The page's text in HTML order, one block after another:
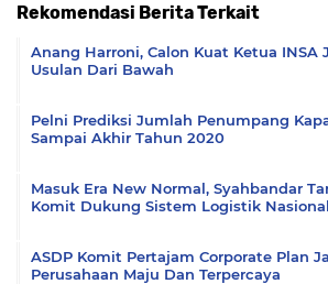
Rekomendasi Berita Terkait
Anang Harroni, Calon Kuat Ketua INSA
Usulan Dari Bawah
Pelni Prediksi Jumlah Penumpang
Sampai Akhir Tahun 2020
Masuk Era New Normal, Syahbandar
Komit Dukung Sistem Logistik Nasional
ASDP Komit Pertajam Corporate Plan
Perusahaan Maju Dan Terpercaya